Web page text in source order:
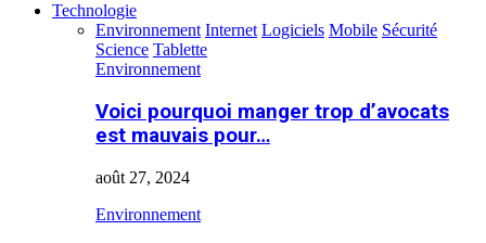
Technologie
Environnement Internet Logiciels Mobile Sécurité
Science Tablette
Environnement
Voici pourquoi manger trop d’avocats
est mauvais pour…
août 27, 2024
Environnement